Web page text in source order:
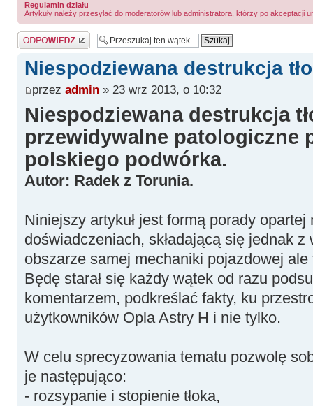
Regulamin działu
Artykuły należy przesyłać do moderatorów lub administratora, którzy po akceptacji
Odpowiedz
Niespodziewana destrukcja
przez admin» 23 wrz 2013, o 10:32
Niespodziewana destrukcja
przewidywalne patologiczne
polskiego podwórka.
Autor: Radek z Torunia.
Niniejszy artykuł jest formą porady opartej
doświadczeniach, składającą się jednak
obszarze samej mechaniki pojazdowej
Będę starał się każdy wątek od razu
komentarzem, podkreślać fakty, ku
użytkowników Opla Astry H i nie tylko.
W celu sprecyzowania tematu pozwolę
je następująco:
- rozsypanie i stopienie tłoka,